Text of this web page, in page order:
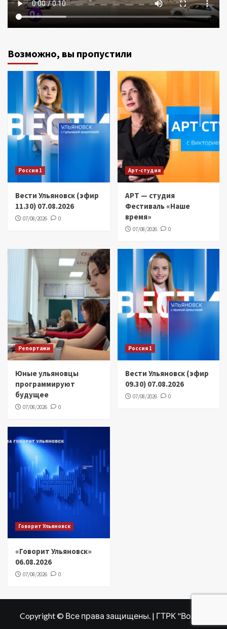
Возможно, вы пропустили
Россия 1
Вести Ульяновск (эфир
11.30) 07.08.2026
07/08/2026 0
Арт-студия
АРТ — студия
Фестиваль «Наше
время»
07/08/2026 0
Репортажи
Юные ульяновцы
программируют
будущее
07/08/2026 0
Россия 1
Вести Ульяновск (эфир
09.30) 07.08.2026
07/08/2026 0
Говорит Ульяновск
«Говорит Ульяновск»
06.08.2026
07/08/2026 0
Copyright © Все права защищены. | ГТРК "Волга"